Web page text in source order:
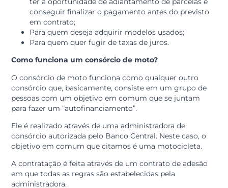
Porque pode ser uma boa opção para você?
De modo geral, ele é ideal nestes casos:
Para quem não possui pressa para adquirir o
Para quem procura parcelas com baixo custo,
ter a oportunidade de adiantamento de parcelas
conseguir finalizar o pagamento antes do
em contrato;
Para quem deseja adquirir modelos usados;
Para quem quer fugir de taxas de juros.
Como funciona um consórcio de moto?
O consórcio de moto funciona como qualquer outro
consórcio que, basicamente, consiste em um grupo